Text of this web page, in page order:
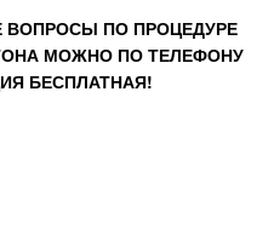
ПО ПРОЦЕДУРЕ
МОЖНО ПО ТЕЛЕФОНУ
БЕСПЛАТНАЯ!